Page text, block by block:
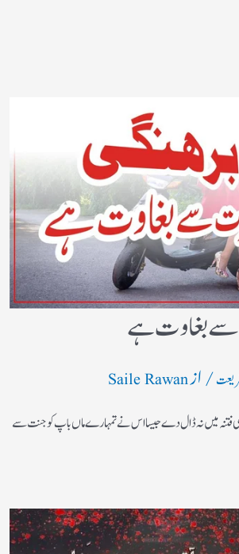
سے بغاوت ہے
/ ازSaile Rawan
فتنہ میں نہ ڈال دے جیسا اس نے تمہارے ماں باپ کو جنت سے